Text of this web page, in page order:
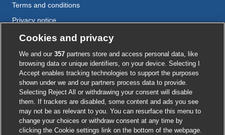
Terms and conditions
Privacy notice
Cookie policy
Accessibility
External
link
opens
in
a
External
link
opens
in
a
External
link
opens
in
a
External
link
opens
in
a
External
link
opens
in
a
© BMJ Publishing Group 2026
ISSN 2515-9615
Cookies and privacy
We and our357 partners store and access personal data, like
browsing data or unique identifiers, on your device. Selecting I
Accept enables tracking technologies to support the purposes
shown under we and our partners process data to provide.
Selecting Reject All or withdrawing your consent will disable
them. If trackers are disabled, some content and ads you see
may not be as relevant to you. You can resurface this menu to
change your choices or withdraw consent at any time by
clicking the Cookie settings link on the bottom of the webpage.